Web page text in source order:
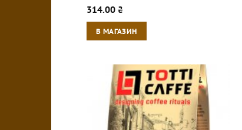
314.00 ₴
В МАГАЗИН